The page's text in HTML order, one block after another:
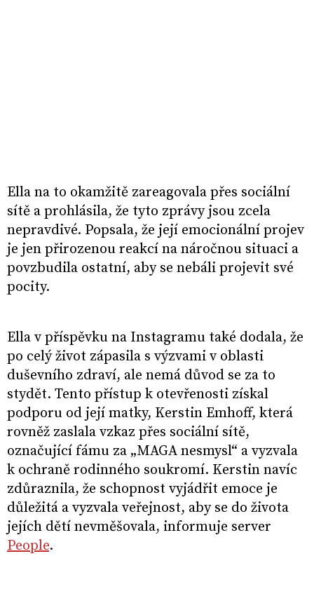
Ella na to okamžitě zareagovala přes sociální
sítě a prohlásila, že tyto zprávy jsou zcela
nepravdivé. Popsala, že její emocionální projev
je jen přirozenou reakcí na náročnou situaci a
povzbudila ostatní, aby se nebáli projevit své
pocity.
Ella v příspěvku na Instagramu také dodala, že
po celý život zápasila s výzvami v oblasti
duševního zdraví, ale nemá důvod se za to
stydět. Tento přístup k otevřenosti získal
podporu od její matky, Kerstin Emhoff, která
rovněž zaslala vzkaz přes sociální sítě,
označující fámu za „MAGA nesmysl“ a vyzvala
k ochraně rodinného soukromí. Kerstin navíc
zdůraznila, že schopnost vyjádřit emoce je
důležitá a vyzvala veřejnost, aby se do života
jejích dětí nevměšovala, informuje server
People.